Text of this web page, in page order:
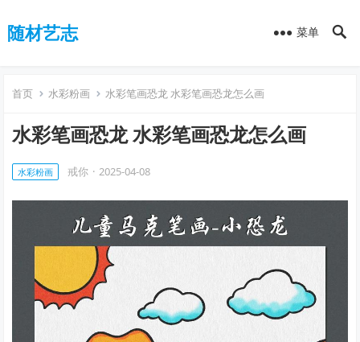
随材艺志 菜单
首页 水彩粉画 水彩笔画恐龙 水彩笔画恐龙怎么画
水彩笔画恐龙 水彩笔画恐龙怎么画
水彩粉画 戒你 · 2025-04-08